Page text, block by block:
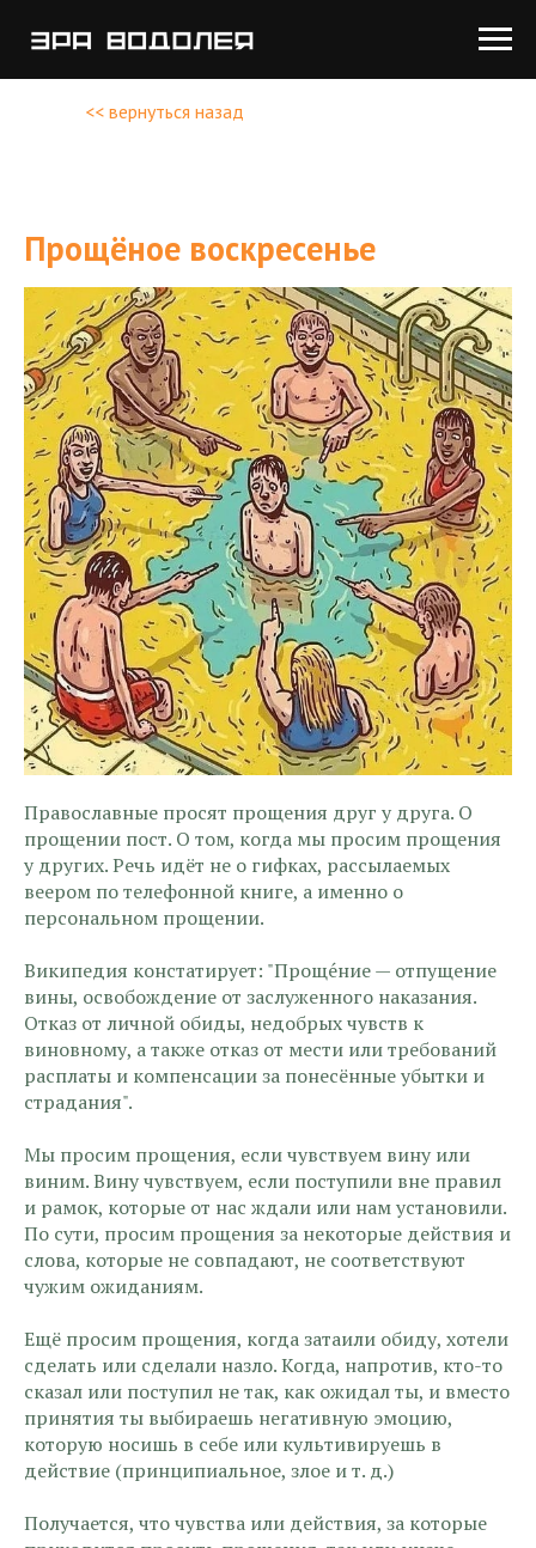
<< вернуться назад
Прощёное воскресенье
Православные просят прощения друг у друга. О
прощении пост. О том, когда мы просим прощения
у других. Речь идёт не о гифках, рассылаемых
веером по телефонной книге, а именно о
персональном прощении.
Википедия констатирует: "Проще́ние — отпущение
вины, освобождение от заслуженного наказания.
Отказ от личной обиды, недобрых чувств к
виновному, а также отказ от мести или требований
расплаты и компенсации за понесённые убытки и
страдания".
Мы просим прощения, если чувствуем вину или
виним. Вину чувствуем, если поступили вне правил
и рамок, которые от нас ждали или нам установили.
По сути, просим прощения за некоторые действия и
слова, которые не совпадают, не соответствуют
чужим ожиданиям.
Ещё просим прощения, когда затаили обиду, хотели
сделать или сделали назло. Когда, напротив, кто-то
сказал или поступил не так, как ожидал ты, и вместо
принятия ты выбираешь негативную эмоцию,
которую носишь в себе или культивируешь в
действие (принципиальное, злое и т. д.)
Получается, что чувства или действия, за которые